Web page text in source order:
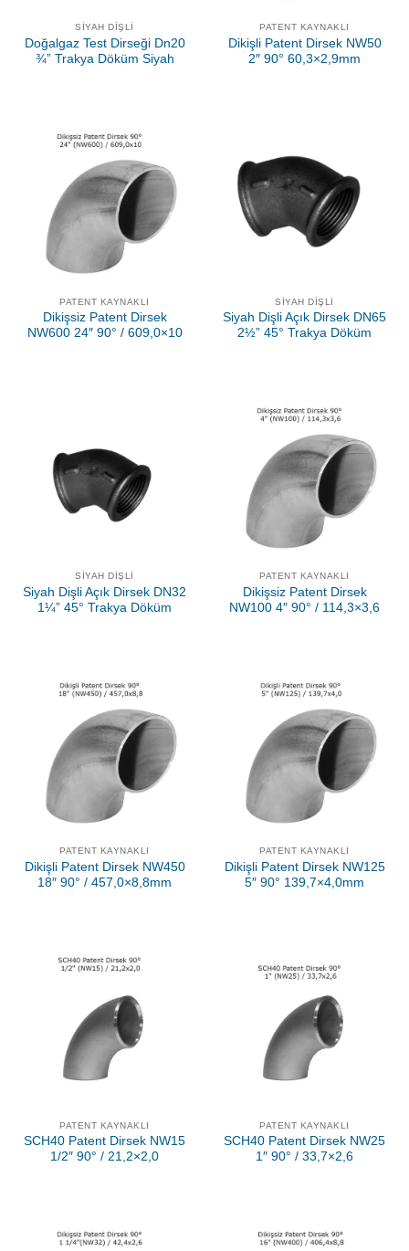
SIYAH DIŞLI
Doğalgaz Test Dirseği Dn20
¾” Trakya Döküm Siyah
PATENT KAYNAKLI
Dikişli Patent Dirsek NW50
2″ 90° 60,3×2,9mm
PATENT KAYNAKLI
Dikişsiz Patent Dirsek
NW600 24″ 90° / 609,0×10
SIYAH DIŞLI
Siyah Dişli Açık Dirsek DN65
2½” 45° Trakya Döküm
SIYAH DIŞLI
Siyah Dişli Açık Dirsek DN32
1¼” 45° Trakya Döküm
PATENT KAYNAKLI
Dikişsiz Patent Dirsek
NW100 4″ 90° / 114,3×3,6
PATENT KAYNAKLI
Dikişli Patent Dirsek NW450
18″ 90° / 457,0×8,8mm
PATENT KAYNAKLI
Dikişli Patent Dirsek NW125
5″ 90° 139,7×4,0mm
PATENT KAYNAKLI
SCH40 Patent Dirsek NW15
1/2″ 90° / 21,2×2,0
PATENT KAYNAKLI
SCH40 Patent Dirsek NW25
1″ 90° / 33,7×2,6